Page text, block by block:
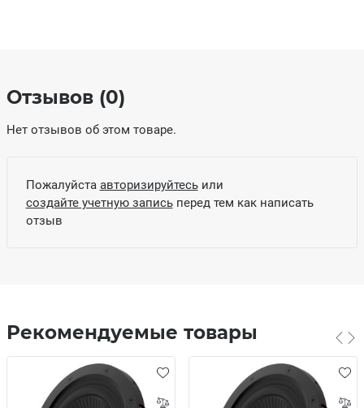
Отзывов (0)
Нет отзывов об этом товаре.
Пожалуйста авторизируйтесьили
создайте учетную записьперед тем как написать
отзыв
Рекомендуемые товары